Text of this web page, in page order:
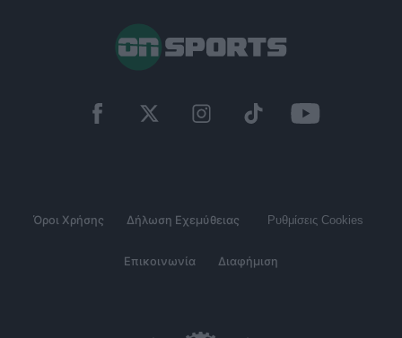
Όροι Χρήσης Δήλωση Εχεμύθειας Ρυθμίσεις Cookies
Επικοινωνία Διαφήμιση